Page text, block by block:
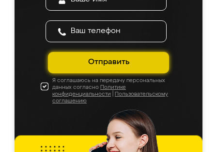
Отправить
Я соглашаюсь на передачу персональных
данных согласно Политике
конфиденциальности
Пользовательскому
соглашению